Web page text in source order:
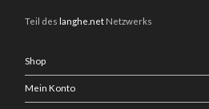
Teil des langhe.net Netzwerks
Shop
Mein Konto